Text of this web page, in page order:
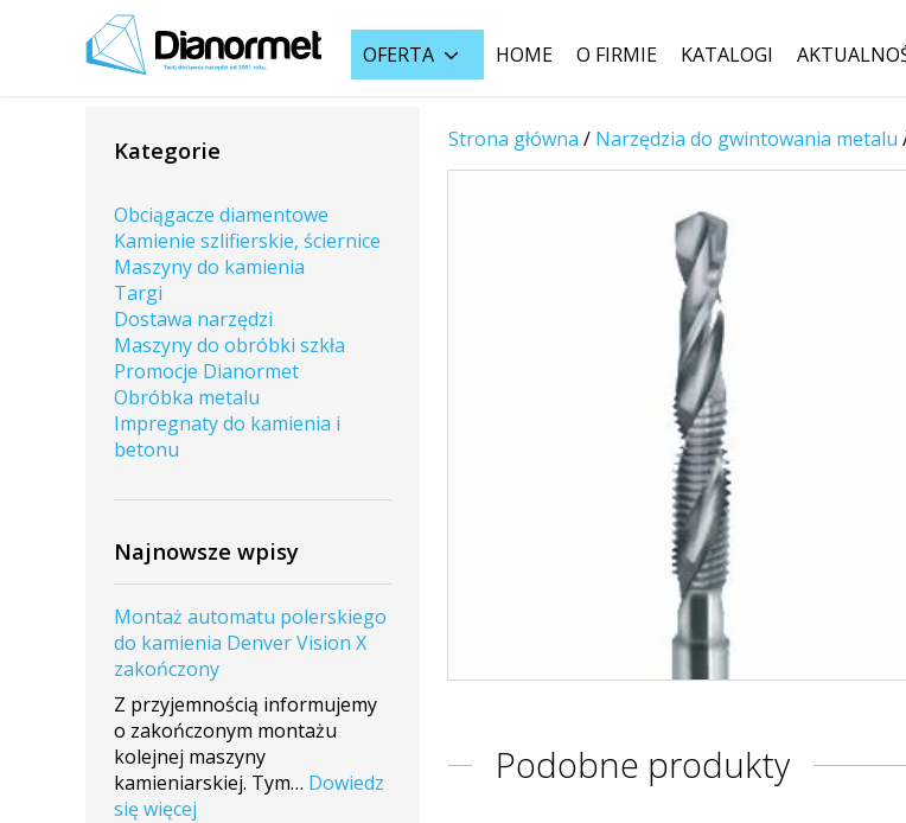
OFERTA HOME O FIRMIE KATALOGI
Strona główna / Narzędzia do gwintowania metalu
Podobne produkty
Kategorie
Obciągacze diamentowe
Kamienie szlifierskie, ściernice
Maszyny do kamienia
Targi
Dostawa narzędzi
Maszyny do obróbki szkła
Promocje Dianormet
Obróbka metalu
Impregnaty do kamienia i
betonu
Najnowsze wpisy
Montaż automatu polerskiego
do kamienia Denver Vision X
zakończony
Z przyjemnością informujemy
o zakończonym montażu
kolejnej maszyny
kamieniarskiej. Tym… Dowiedz
się więcej